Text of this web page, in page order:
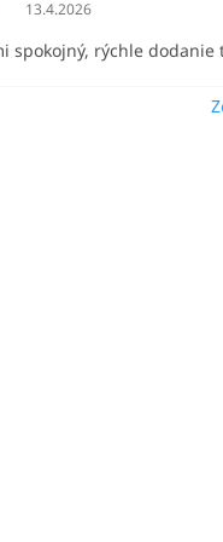
13.4.2026
spokojný, rýchle dodanie